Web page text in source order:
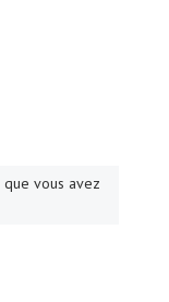
que vous avez